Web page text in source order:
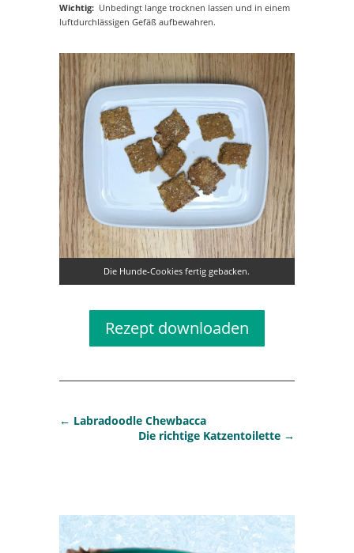
Wichtig: Unbedingt lange trocknen lassen und in einem
luftdurchlässigen Gefäß aufbewahren.
Die Hunde-Cookies fertig gebacken.
Rezept downloaden
← Labradoodle Chewbacca
Die richtige Katzentoilette →